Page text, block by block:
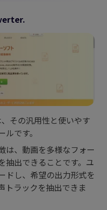
その汎用性と使いやす
です。
は、動画を多様なフォー
抽出できることです。ユ
ドし、希望の出力形式を
トラックを抽出できま